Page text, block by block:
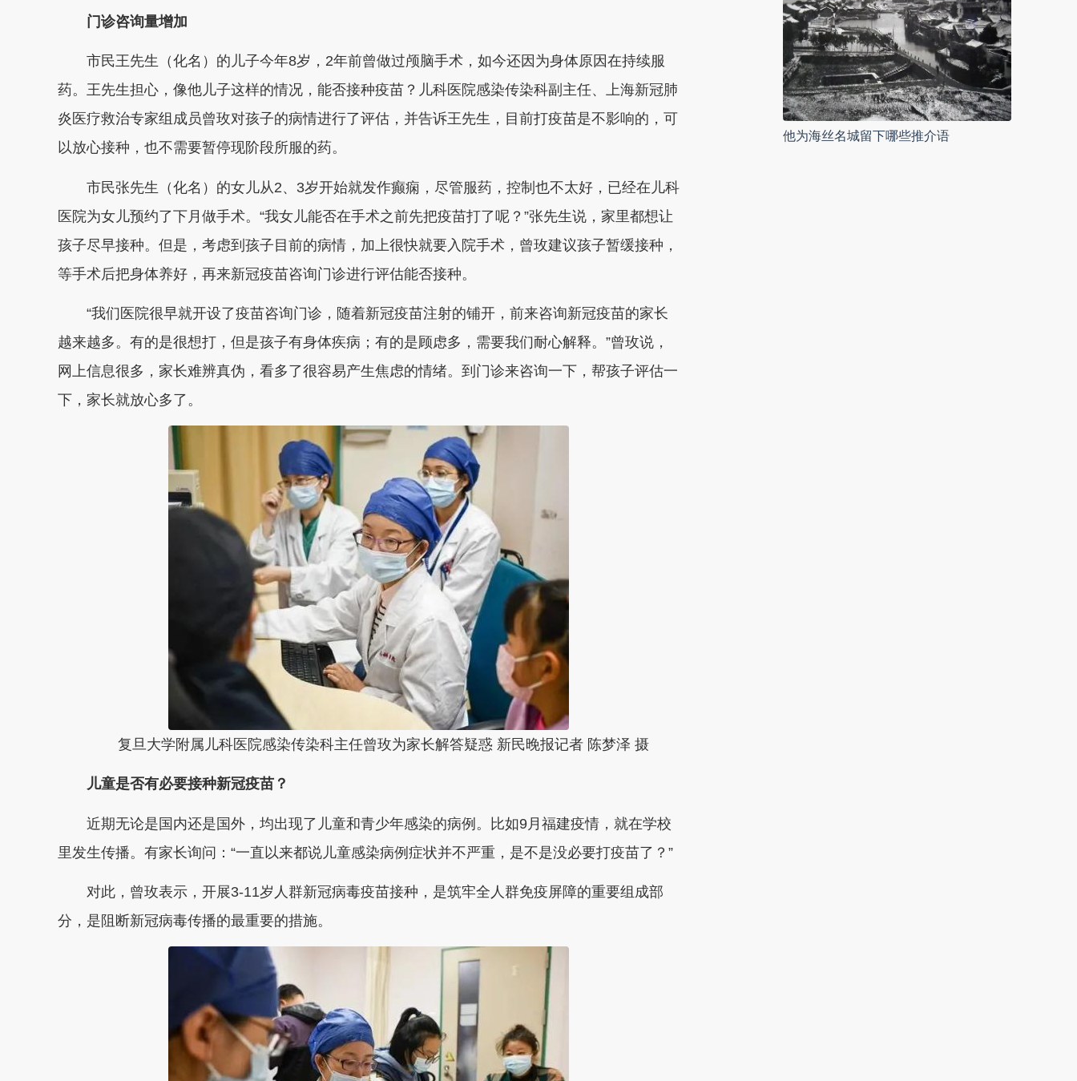
门诊咨询量增加
市民王先生（化名）的儿子今年8岁，2年前曾做过颅脑手术，如今还因为身体原因在持续服
药。王先生担心，像他儿子这样的情况，能否接种疫苗？儿科医院感染传染科副主任、上海新冠肺
炎医疗救治专家组成员曾玫对孩子的病情进行了评估，并告诉王先生， 目前打疫苗是不影响的，可
以放心接种，也不需要暂停现阶段所服的药。
市民张先生（化名）的女儿从2、3岁开始就发作癫痫，尽管服药，控制也不太好，已经在儿科
医院为女儿预约了下月做手术。“我女儿能否在手术之前先把疫苗打了呢？”张先生说，家里都想让
孩子尽早接种。但是，考虑到孩子目前的病情，加上很快就要入院手术，曾玫建议孩子暂缓接种，
等手术后把身体养好，再来新冠疫苗咨询门诊进行评估能否接种。
“我们医院很早就开设了疫苗咨询门诊，随着新冠疫苗注射的铺开，前来咨询新冠疫苗的家长
越来越多。有的是很想打，但是孩子有身体疾病；有的是顾虑多，需要我们耐心解释。”曾玫说，
网上信息很多，家长难辨真伪，看多了很容易产生焦虑的情绪。到门诊来咨询一下，帮孩子评估一
下，家长就放心多了。
复旦大学附属儿科医院感染传染科主任曾玫为家长解答疑惑 新民晚报记者 陈梦泽 摄
儿童是否有必要接种新冠疫苗？
近期无论是国内还是国外，均出现了儿童和青少年感染的病例。比如9月福建疫情，就在学校
里发生传播。有家长询问：“一直以来都说儿童感染病例症状并不严重，是不是没必要打疫苗了？”
对此，曾玫表示， 开展3-11岁人群新冠病毒疫苗接种，是筑牢全人群免疫屏障的重要组成部
分，是阻断新冠病毒传播的最重要的措施。
他为海丝名城留下哪些推介语